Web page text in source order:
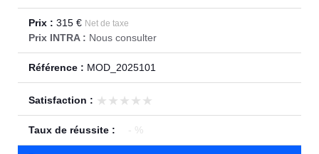
Prix : 315 € Net de taxe
Prix INTRA : Nous consulter
Référence : MOD_2025101
Satisfaction : ★★★★★
★★★★★
Taux de réussite : - %